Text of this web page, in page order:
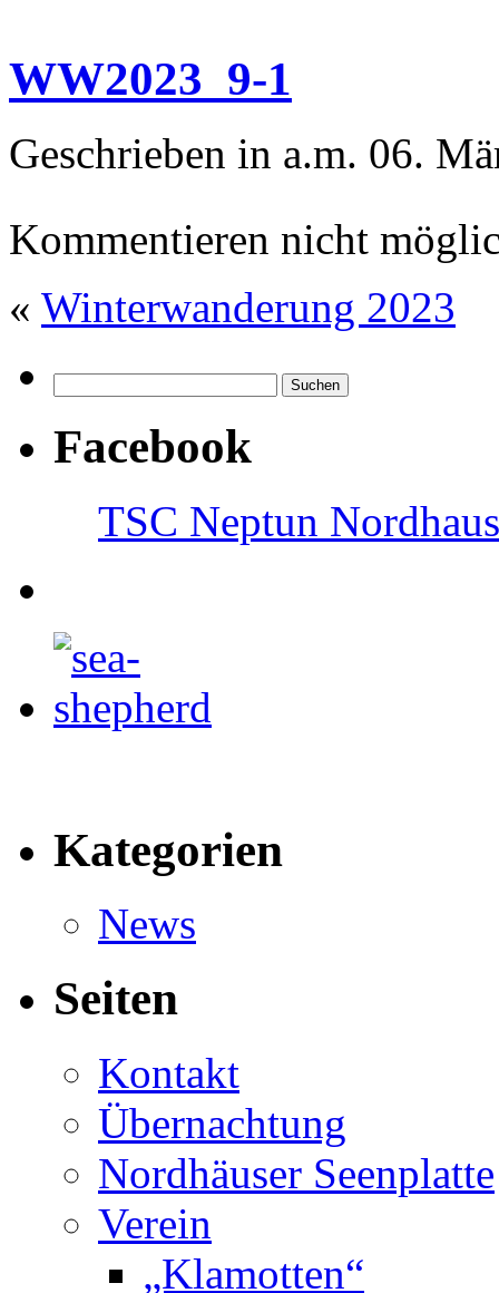
WW2023_9-1
Geschrieben in a.m. 06.
Kommentieren nicht
« Winterwanderung 2023
Facebook
TSC Neptun
Kategorien
News
Seiten
Kontakt
Übernachtung
Nordhäuser Seenplatte
Verein
„Klamotten“